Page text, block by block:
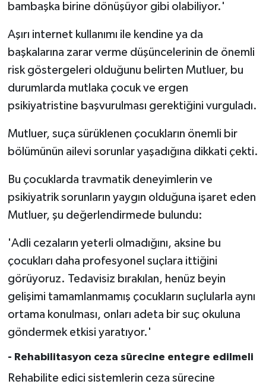
bambaşka birine dönüşüyor gibi olabiliyor.'
Aşırı internet kullanımı ile kendine ya da
başkalarına zarar verme düşüncelerinin de önemli
risk göstergeleri olduğunu belirten Mutluer, bu
durumlarda mutlaka çocuk ve ergen
psikiyatristine başvurulması gerektiğini vurguladı.
Mutluer, suça sürüklenen çocukların önemli bir
bölümünün ailevi sorunlar yaşadığına dikkati çekti.
Bu çocuklarda travmatik deneyimlerin ve
psikiyatrik sorunların yaygın olduğuna işaret eden
Mutluer, şu değerlendirmede bulundu:
'Adli cezaların yeterli olmadığını, aksine bu
çocukları daha profesyonel suçlara ittiğini
görüyoruz. Tedavisiz bırakılan, henüz beyin
gelişimi tamamlanmamış çocukların suçlularla aynı
ortama konulması, onları adeta bir suç okuluna
göndermek etkisi yaratıyor.'
- Rehabilitasyon ceza sürecine entegre edilmeli
Rehabilite edici sistemlerin ceza sürecine